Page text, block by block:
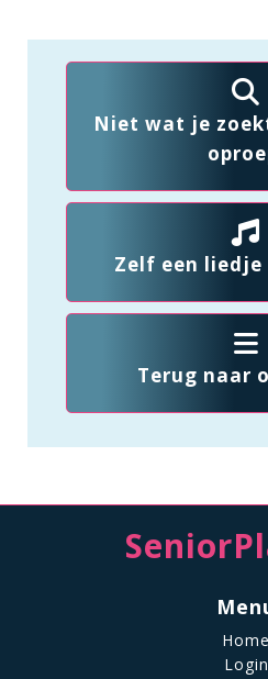
Niet wat je
Zelf een liedje
Terug naar
Home
Login